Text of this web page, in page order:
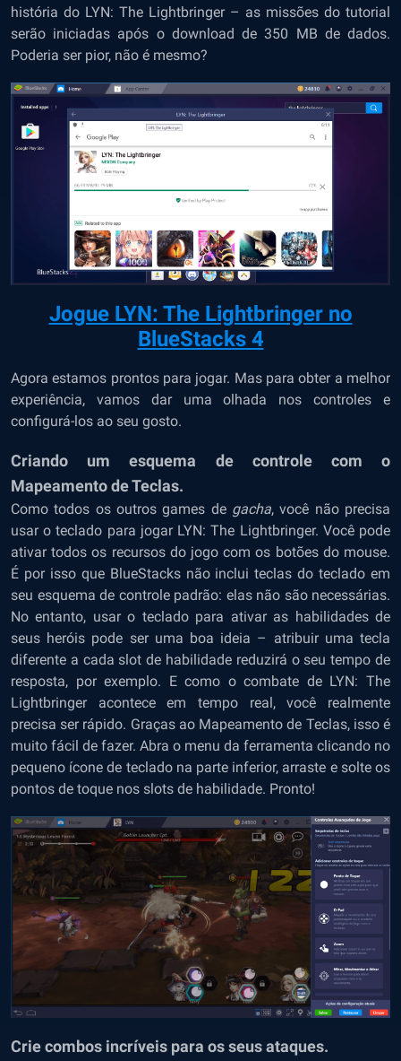
história do LYN: The Lightbringer – as missões do tutorial
serão iniciadas após o download de 350 MB de dados.
Poderia ser pior, não é mesmo?
Jogue LYN: The Lightbringer no
BlueStacks 4
Agora estamos prontos para jogar. Mas para obter a melhor
experiência, vamos dar uma olhada nos controles e
configurá-los ao seu gosto.
Criando um esquema de controle com o
Mapeamento de Teclas.
Como todos os outros games de gacha, você não precisa
usar o teclado para jogar LYN: The Lightbringer. Você pode
ativar todos os recursos do jogo com os botões do mouse.
É por isso que BlueStacks não inclui teclas do teclado em
seu esquema de controle padrão: elas não são necessárias.
No entanto, usar o teclado para ativar as habilidades de
seus heróis pode ser uma boa ideia – atribuir uma tecla
diferente a cada slot de habilidade reduzirá o seu tempo de
resposta, por exemplo. E como o combate de LYN: The
Lightbringer acontece em tempo real, você realmente
precisa ser rápido. Graças ao Mapeamento de Teclas, isso é
muito fácil de fazer. Abra o menu da ferramenta clicando no
pequeno ícone de teclado na parte inferior, arraste e solte os
pontos de toque nos slots de habilidade. Pronto!
Crie combos incríveis para os seus ataques.